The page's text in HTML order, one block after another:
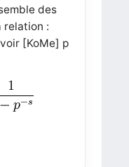
des
relation :
[KoMe] p